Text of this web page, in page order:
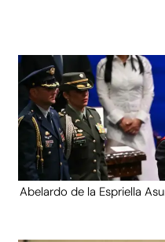
Abelardo de la Espriella